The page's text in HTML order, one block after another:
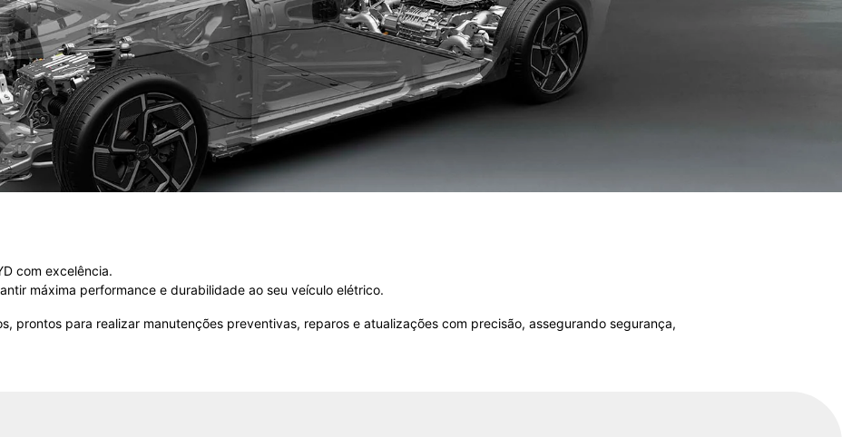
com excelência.
máxima performance e durabilidade ao seu veículo elétrico.
prontos para realizar manutenções preventivas, reparos e atualizações com precisão, assegurando segurança,